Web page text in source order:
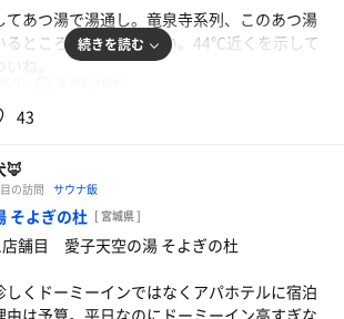
てあつ湯で湯通し。竜泉寺系列、このあつ湯
るところが多くて嬉しい。44℃近くを示して
伊達なサウナ」へ。
くの人数が収容できるサウナ室だ。
ートロウリュに遭遇。しっかりと戦に勝つ
た。乳首焼けるかと思った、、、
メディサウナ？にも入ることができた。入
奥の上段を確保して蒸気を待っていたが、こ
続きを読む
43
🦊
の訪問 サウナ飯
そよぎの杜 [ 宮城県 ]
舗目 愛子天空の湯 そよぎの杜
しくドーミーインではなくアパホテルに宿泊
由は予算。平日なのにドーミーイン高すぎな